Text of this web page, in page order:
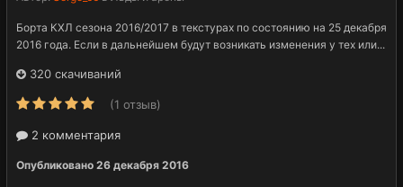
Борта КХЛ сезона 2016/2017 в текстурах по состоянию на 25 декабря
2016 года. Если в дальнейшем будут возникать изменения у тех или...
320 скачиваний
(1 отзыв)
2 комментария
Опубликовано 26 декабря 2016